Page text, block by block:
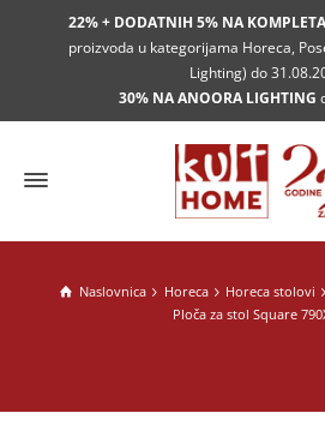
22% + DODATNIH 5% NA
proizvoda u kategorijama Horeca,
Lighting) do
30% NA ANOORA LIGHTING
Naslovnica Horeca Horeca stolovi
Ploča za stol Square